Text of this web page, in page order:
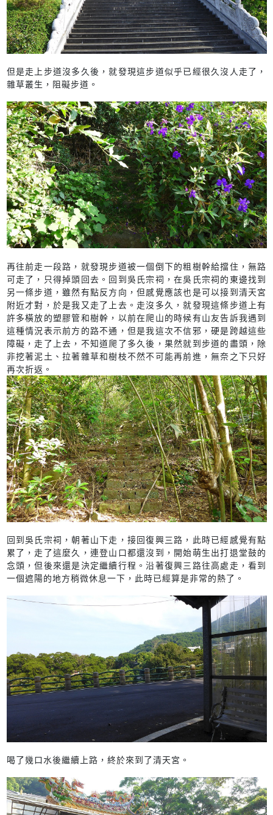
但是走上步道沒多久後，就發現這步道似乎已經很久沒人走了，
雜草叢生，阻礙步道。
再往前走一段路，就發現步道被一個倒下的粗樹幹給擋住，無路
可走了，只得掉頭回去。回到吳氏宗祠，在吳氏宗祠的東邊找到
另一條步道，雖然有點反方向，但感覺應該也是可以接到清天宮
附近才對，於是我又走了上去。走沒多久，就發現這條步道上有
許多橫放的塑膠管和樹幹，以前在爬山的時候有山友告訴我遇到
這種情況表示前方的路不通，但是我這次不信邪，硬是跨越這些
障礙，走了上去，不知道爬了多久後，果然就到步道的盡頭，除
非挖著泥土、拉著雜草和樹枝不然不可能再前進，無奈之下只好
再次折返。
回到吳氏宗祠，朝著山下走，接回復興三路，此時已經感覺有點
累了，走了這麼久，連登山口都還沒到，開始萌生出打退堂鼓的
念頭，但後來還是決定繼續行程。沿著復興三路往高處走，看到
一個遮陽的地方稍微休息一下，此時已經算是非常的熱了。
喝了幾口水後繼續上路，終於來到了清天宮。